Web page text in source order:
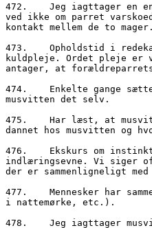
472.	Jeg iagttager en enkelt gang en musvit indflyve, mens magen opholder sig i redekassen. Musvitten rammer redehullet og flyver straks væk uden indhopning. Jeg
ved ikke om parret
kontakt mellem de to
473.	Opholdstid i redekassen ca 10-12 sekunder i gennemsnit. Dog to gange ophold i redekassen af betydeligt længere end gennemsnittet. Dette er indikation for
kuldpleje. Ordet pleje er
antager, at
474.	Enkelte gange sætter en musvit sig på en indflyvningsgren og bearbejder et fødemne med næbbet, mens det holdes fast mod grenen med kløerne. Muligvis sluger
musvitten det selv.
475.	Har læst, at musvitter kan fjerne larvetarme før fodring af afkom, idet tarmens indhold af tanniner nedsætter afkommets vækst. Hvordan er denne erfaring
dannet hos musvitten og
476.	Ekskurs om instinkt: At tillægge andre væsener instinktive reaktioner er udtryk for udbredt menneskelig ringeagt og benægter deres erfarings- og
indlæringsevne. Vi siger
der er sammenligneligt
477.	Mennesker har samme former for instinktive reaktioner som andre dyr, især overfor trusler i naturtilstand (eks. frygt for slanger, respekt for ørneøjne, angst
i nattemørke, etc.).
478.	Jeg iagttager musvitterne fouragere i haven. Kan ikke bestemme eller forstå omfanget af deres revirer eller relation til andre rugende musvitpar i området,